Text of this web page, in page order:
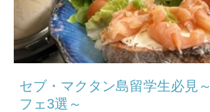
セブ・マクタン島留学生必見
フェ3選～